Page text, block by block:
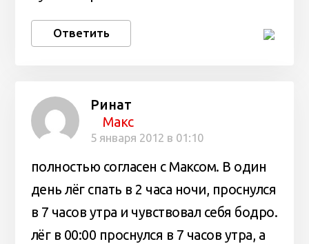
Ответить
Ринат
Макс
5 января 2012 в 01:10
полностью согласен с Максом. В один
день лёг спать в 2 часа ночи, проснулся
в 7 часов утра и чувствовал себя бодро.
лёг в 00:00 проснулся в 7 часов утра, а